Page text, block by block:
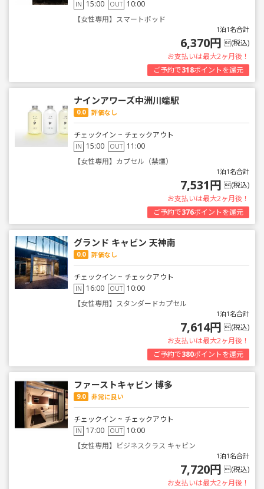
IN 15:00 OUT 10:00
【女性専用】スマートポッド
1泊1名合計
6,370円 (税込)
お支払いは最大2ヶ月後！
ご予約で318ポイントを還元
ナインアワーズ中洲川端駅
0.0 評価なし
チェックイン ~ チェックアウト
IN 15:00 OUT 11:00
【女性専用】カプセル（禁煙）
1泊1名合計
7,531円 (税込)
お支払いは最大2ヶ月後！
ご予約で376ポイントを還元
グランド キャビン 天神南
0.0 評価なし
チェックイン ~ チェックアウト
IN 16:00 OUT 10:00
【女性専用】スタンダードカプセル
1泊1名合計
7,614円 (税込)
お支払いは最大2ヶ月後！
ご予約で380ポイントを還元
ファーストキャビン 博多
9.0 非常に良い
チェックイン ~ チェックアウト
IN 17:00 OUT 10:00
【女性専用】ビジネスクラス キャビン
1泊1名合計
7,720円 (税込)
お支払いは最大2ヶ月後！